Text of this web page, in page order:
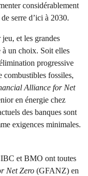
considérablement
serre d’ici à 2030.
et les grandes
à un choix. Soit elles
progressive
combustibles fossiles,
Alliance for Net
en énergie chez
des banques sont
exigences minimales.
et BMO ont toutes
Net Zero (GFANZ) en